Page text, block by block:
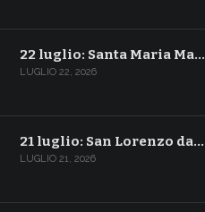
22 luglio: Santa Maria Ma…
LUGLIO 22, 2026
21 luglio: San Lorenzo da…
LUGLIO 21, 2026